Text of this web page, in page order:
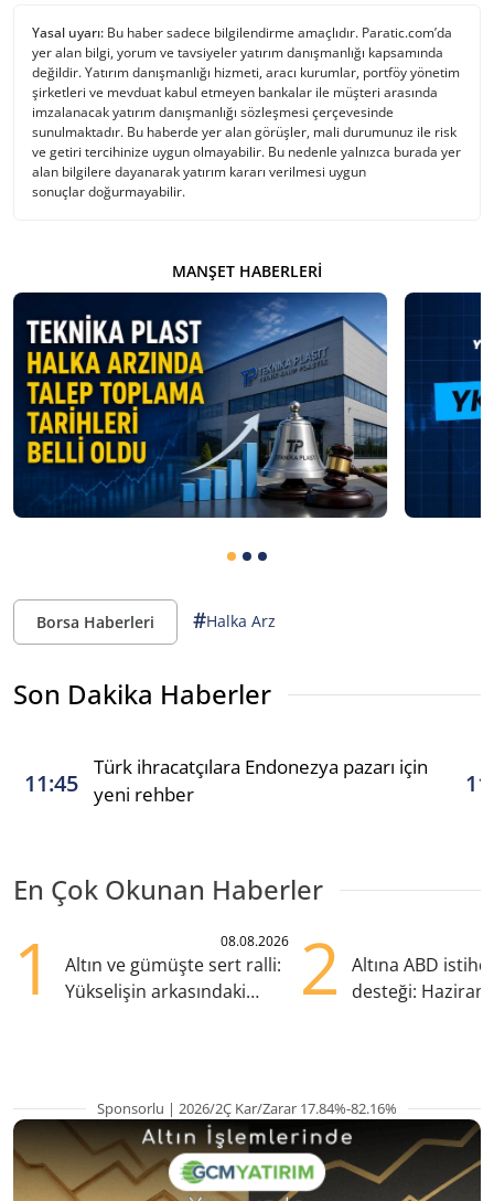
Yasal uyarı: Bu haber sadece bilgilendirme amaçlıdır. Paratic.com’da
yer alan bilgi, yorum ve tavsiyeler yatırım danışmanlığı kapsamında
değildir. Yatırım danışmanlığı hizmeti, aracı kurumlar, portföy yönetim
şirketleri ve mevduat kabul etmeyen bankalar ile müşteri arasında
imzalanacak yatırım danışmanlığı sözleşmesi çerçevesinde
sunulmaktadır. Bu haberde yer alan görüşler, mali durumunuz ile risk
ve getiri tercihinize uygun olmayabilir. Bu nedenle yalnızca burada yer
alan bilgilere dayanarak yatırım kararı verilmesi uygun
sonuçlar doğurmayabilir.
MANŞET HABERLERI
Borsa Haberleri #Halka Arz
Son Dakika Haberler
11:45
Türk ihracatçılara Endonezya pazarı için
yeni rehber
En Çok Okunan Haberler
1 08.08.2026
Altın ve gümüşte sert ralli:
Yükselişin arkasındaki
2
Altına ABD
desteği:
Sponsorlu | 2026/2Ç Kar/Zarar 17.84%-82.16%